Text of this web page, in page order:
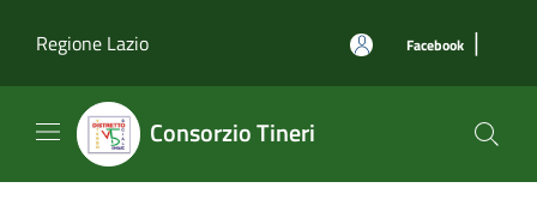
Regione Lazio
Facebook |
Consorzio Tineri